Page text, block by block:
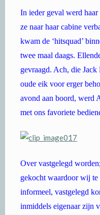
In ieder geval werd
ze naar haar cabine
kwam de ‘hitsquad’
twee maal daags.
gevraagd. Ach, die
oude eik voor erger
avond aan boord, werd
met ons favoriete
Over vastgelegd
gekocht waardoor wij te
informeel, vastgelegd
inmiddels eigenaar zijn